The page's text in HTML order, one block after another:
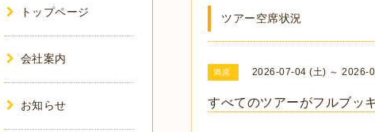
ツアー空席状況
満席 2026-07-04 (土) ～ 2026-
すべてのツアーがフルブッ
トップページ
会社案内
お知らせ